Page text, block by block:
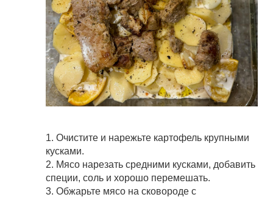
1. Очистите и нарежьте картофель крупными
кусками.
2. Мясо нарезать средними кусками, добавить
специи, соль и хорошо перемешать.
3. Обжарьте мясо на сковороде с